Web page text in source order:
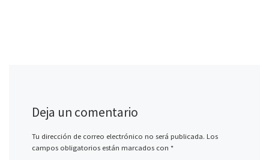
Deja un comentario
Tu dirección de correo electrónico no será publicada. Los
campos obligatorios están marcados con *